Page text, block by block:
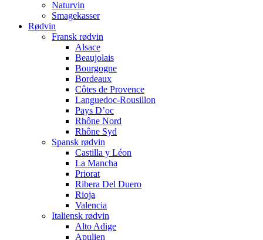
Naturvin
Smagekasser
Rødvin
Fransk rødvin
Alsace
Beaujolais
Bourgogne
Bordeaux
Côtes de Provence
Languedoc-Rousillon
Pays D’oc
Rhône Nord
Rhône Syd
Spansk rødvin
Castilla y Léon
La Mancha
Priorat
Ribera Del Duero
Rioja
Valencia
Italiensk rødvin
Alto Adige
Apulien